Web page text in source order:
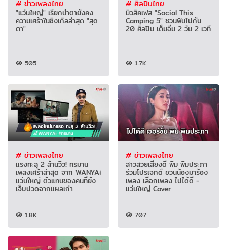
# ข่าวเพลงไทย
"แว่นใหญ่" เรียกน้ำตายังคง
ความเศร้าในซิงเกิลล่าสุด "สุด
ตา"
505
# ศิลปินไทย
มิวสิคเฟส "Social This
Camping 5" ชวนฟินไปกับ
20 ศิลปิน เต็มอิ่ม 2 วัน 2 เวที
1.7K
# ข่าวเพลงไทย
แรงทะลุ 2 ล้านวิว! ทรมาน
เพลงเศร้าล่าสุด จาก WANYAi
แว่นใหญ่ ตัวแทนของคนที่ยัง
เจ็บปวดจากแผลเก่า
1.8K
# ข่าวเพลงไทย
สาวสวยเสียงดี พิม พิมประภา
ร่วมโปรเจกต์ ชวนน้องมาร้อง
เพลง เลือกเพลง ไปได้ดี -
แว่นใหญ่ Cover
707